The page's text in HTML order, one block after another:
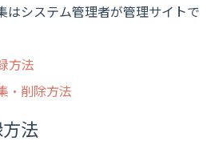
はシステム管理者が管理サイトで
方法
・削除方法
法